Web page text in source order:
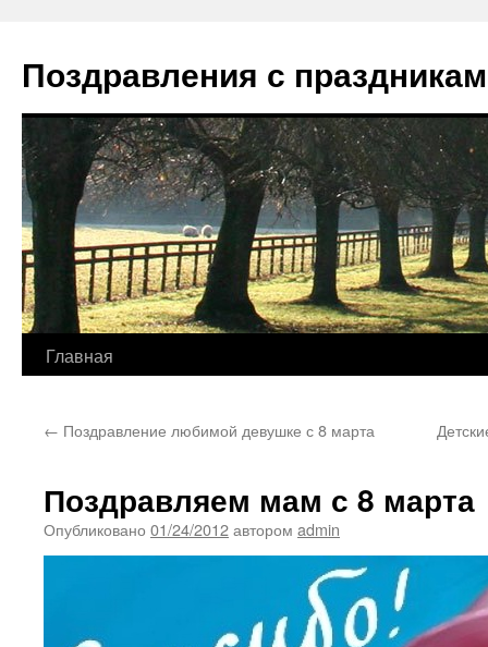
содержимому
Поздравления с
Главная
← Поздравление любимой девушке с 8 марта
Поздравляем мам с 8 марта
Опубликовано 01/24/2012автором admin